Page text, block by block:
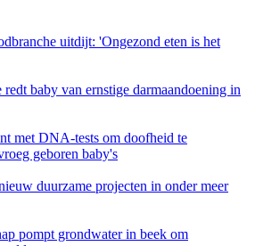
uitdijt: 'Ongezond eten is het
redt baby van ernstige darmaandoening in
met DNA-tests om doofheid te
geboren baby's
duurzame projecten in onder meer
pompt grondwater in beek om